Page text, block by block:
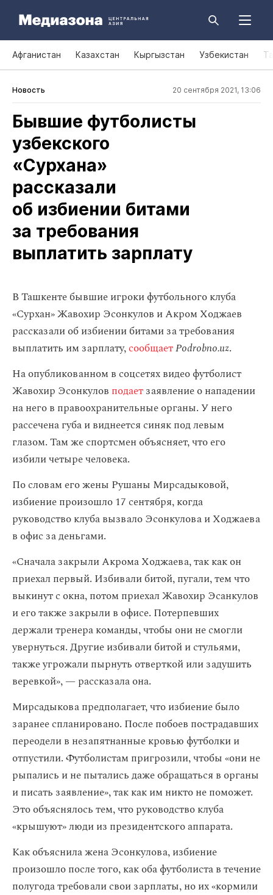
Афганистан Казахстан Кыргызстан Узбекистан
Новость 20 сентября 2021, 13:06
Бывшие футболисты
узбекского
«Сурхана»
рассказали
об избиении битами
за требования
выплатить зарплату
В Ташкенте бывшие игроки футбольного клуба
«Сурхан» Жавохир Эсонкулов и Акром Ходжаев
рассказали об избиении битами за требования
выплатить им зарплату,сообщаетPodrobno.uz.
На опубликованном в соцсетях видео футболист
Жавохир Эсонкулов подаетзаявление о нападении
на него в правоохранительные органы. У него
рассечена губа и виднеется синяк под левым
глазом. Там же спортсмен объясняет, что его
избили четыре человека.
По словам его жены Рушаны Мирсадыковой,
избиение произошло 17 сентября, когда
руководство клуба вызвало Эсонкулова и Ходжаева
в офис за деньгами.
«Сначала закрыли Акрома Ходжаева, так как он
приехал первый. Избивали битой, пугали, тем что
выкинут с окна, потом приехал Жавохир Эсанкулов
и его также закрыли в офисе. Потерпевших
держали тренера команды, чтобы они не смогли
увернуться. Другие избивали битой и стульями,
также угрожали пырнуть отверткой или задушить
веревкой», — рассказала она.
Мирсадыкова предполагает, что избиение было
заранее спланировано. После побоев пострадавших
переодели в незапятнанные кровью футболки и
отпустили. Футболистам пригрозили, чтобы «они не
рыпались и не пытались даже обращаться в органы
и писать заявление», так как им никто не поможет.
Это объяснялось тем, что руководство клуба
«крышуют» люди из президентского аппарата.
Как объяснила жена Эсонкулова, избиение
произошло после того, как оба футболиста в течение
полугода требовали свои зарплаты, но их «кормили